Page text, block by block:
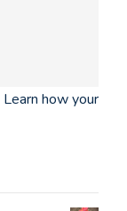
Learn how your